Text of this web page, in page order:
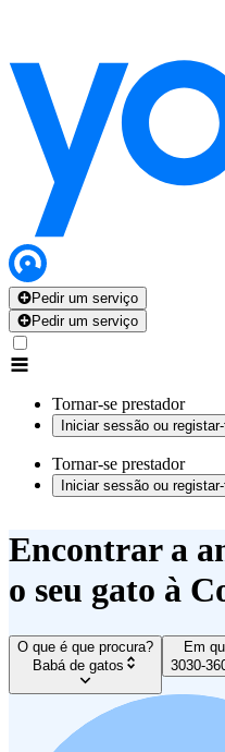
Pedir um serviço
Pedir um serviço
Tornar-se prestador
Iniciar sessão ou
Tornar-se prestador
Iniciar sessão ou
Encontrar a
o seu gato à
O que é que procura?
Babá de gatos
Em
3030-